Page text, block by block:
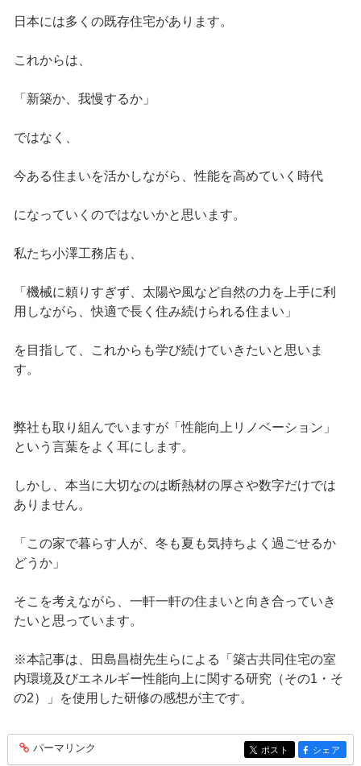
日本には多くの既存住宅があります。
これからは、
「新築か、我慢するか」
ではなく、
今ある住まいを活かしながら、性能を高めていく時代
になっていくのではないかと思います。
私たち小澤工務店も、
「機械に頼りすぎず、太陽や風など自然の力を上手に利
用しながら、快適で長く住み続けられる住まい」
を目指して、これからも学び続けていきたいと思いま
す。
弊社も取り組んでいますが「性能向上リノベーション」
という言葉をよく耳にします。
しかし、本当に大切なのは断熱材の厚さや数字だけでは
ありません。
「この家で暮らす人が、冬も夏も気持ちよく過ごせるか
どうか」
そこを考えながら、一軒一軒の住まいと向き合っていき
たいと思っています。
※本記事は、田島昌樹先生らによる「築古共同住宅の室
内環境及びエネルギー性能向上に関する研究（その1・そ
の2）」を使用した研修の感想が主です。
entry422
パーマリンク entry422
ポスト entry422
シェア